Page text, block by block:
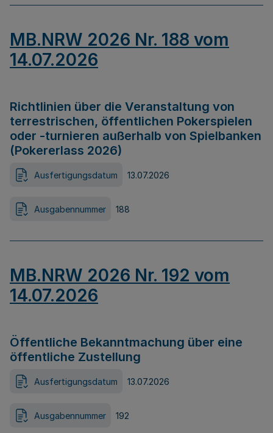
MB.NRW 2026 Nr. 188 vom
14.07.2026
Richtlinien über die Veranstaltung von
terrestrischen, öffentlichen Pokerspielen
oder -turnieren außerhalb von Spielbanken
(Pokererlass 2026)
Ausfertigungsdatum 13.07.2026
Ausgabennummer 188
MB.NRW 2026 Nr. 192 vom
14.07.2026
Öffentliche Bekanntmachung über eine
öffentliche Zustellung
Ausfertigungsdatum 13.07.2026
Ausgabennummer 192